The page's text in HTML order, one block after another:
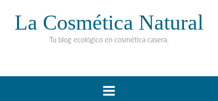
La Cosmética Natural
Tu blog ecológico en cosmética casera.